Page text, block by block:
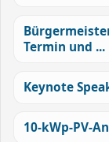
Termin und ...
Keynote
10-kWp-PV-